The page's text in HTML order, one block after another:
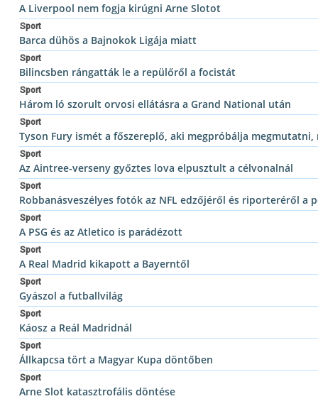
A Liverpool nem fogja kirúgni Arne Slotot
Sport
Barca dühös a Bajnokok Ligája miatt
Sport
Bilincsben rángatták le a repülőről a focistát
Sport
Három ló szorult orvosi ellátásra a Grand National után
Sport
Tyson Fury ismét a főszereplő, aki megpróbálja
Sport
Az Aintree-verseny győztes lova elpusztult a célvonalnál
Sport
Robbanásveszélyes fotók az NFL edzőjéről és riporteréről a
Sport
A PSG és az Atletico is parádézott
Sport
A Real Madrid kikapott a Bayerntől
Sport
Gyászol a futballvilág
Sport
Káosz a Reál Madridnál
Sport
Állkapcsa tört a Magyar Kupa döntőben
Sport
Arne Slot katasztrofális döntése